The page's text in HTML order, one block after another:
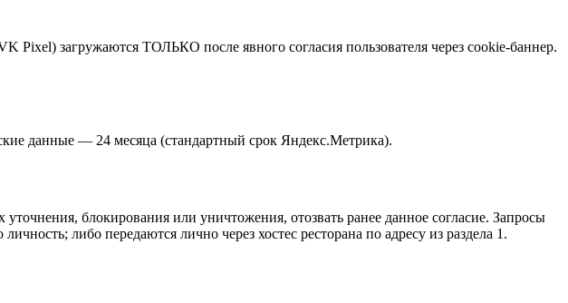
загружаются ТОЛЬКО после явного согласия пользователя через cookie-баннер.
данные — 24 месяца (стандартный срок Яндекс.Метрика).
блокирования или уничтожения, отозвать ранее данное согласие. Запросы
либо передаются лично через хостес ресторана по адресу из раздела 1.